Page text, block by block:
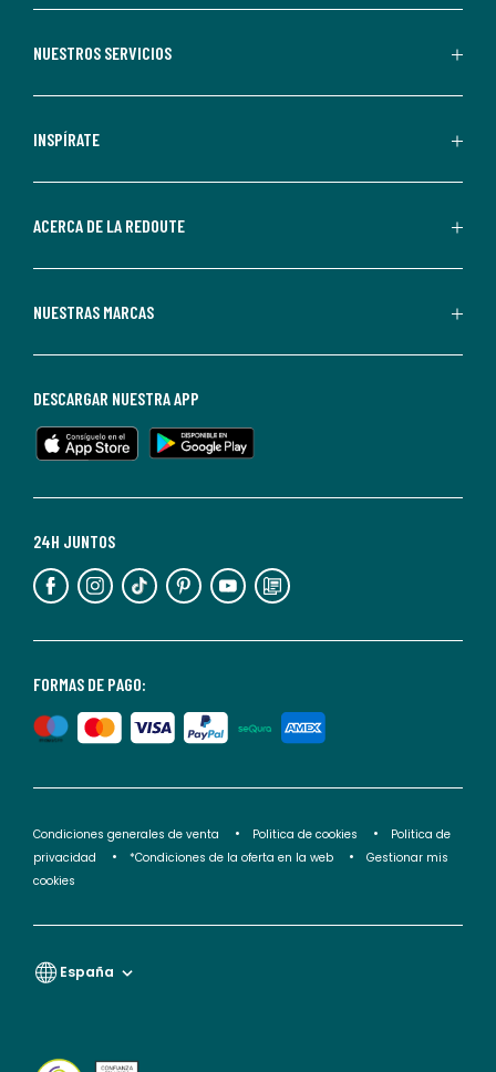
aceptas
comerciales
personalizadas
parte
Redoute.
de
en
cualquier
Para
información,
puedes
nuestra
de
privacidad</2>.
NUESTROS SERVICIOS
INSPÍRATE
ACERCA DE LA REDOUTE
NUESTRAS MARCAS
FORMAS DE PAGO:
24H JUNTOS
DESCARGAR NUESTRA APP
Condiciones generales de venta Politica de cookies
Politica de
privacidad
*Condiciones de la oferta en la web
Gestionar mis
cookies
España